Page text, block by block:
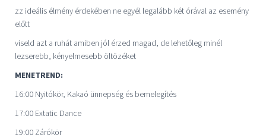
zz ideális élmény érdekében ne egyél legalább két órával az esemény
előtt
viseld azt a ruhát amiben jól érzed magad, de lehetőleg minél
lezserebb, kényelmesebb öltözéket
MENETREND:
16:00 Nyitókör, Kakaó ünnepség és bemelegítés
17:00 Extatic Dance
19:00 Zárókör